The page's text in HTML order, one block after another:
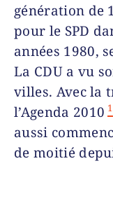
génération de
pour le SPD
années 1980,
La CDU a vu
villes. Avec la
l’Agenda 2010 1
aussi
de moitié